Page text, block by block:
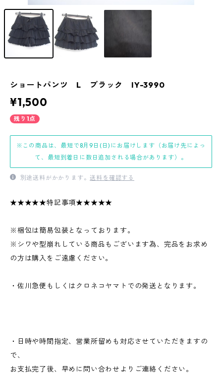
ショートパンツ L ブラック IY-3990
¥1,500
残り1点
※この商品は、最短で8月9日(日)にお届けします（お届け先によっ
て、最短到着日に数日追加される場合があります）。
別途送料がかかります。送料を確認する
★★★★★特記事項★★★★★
※梱包は簡易包装となっております。
※シワや型崩れしている商品もございます為、完品をお求め
の方は購入をご遠慮ください。
・佐川急便もしくはクロネコヤマトでの発送となります。
・日時や時間指定、営業所留めも対応させていただきますの
で、
お支払完了後、早めに問い合わせよりご連絡ください。